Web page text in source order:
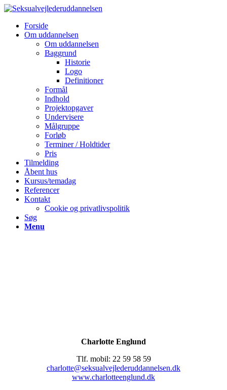
Forside
Om uddannelsen
Om uddannelsen
Baggrund
Historie
Logo
Definitioner
Formål
Indhold
Projektopgaver
Undervisere
Målgruppe
Forløb
Terminer / Holdtider
Pris
Tilmelding
Åbent hus
Kursus/temadag
Referencer
Kontakt
Cookie og privatlivspolitik
Søg
Menu
Charlotte Englund
Tlf. mobil: 22 59 58 59
charlotte@seksualvejlederuddannelsen.dk
www.charlotteenglund.dk